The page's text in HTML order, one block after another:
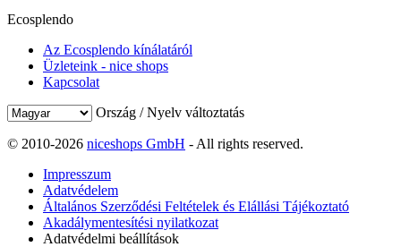
Ecosplendo
Az Ecosplendo kínálatáról
Üzleteink - nice shops
Kapcsolat
Ország / Nyelv változtatás
© 2010-2026 niceshops GmbH - All rights reserved.
Impresszum
Adatvédelem
Általános Szerződési Feltételek és Elállási Tájékoztató
Akadálymentesítési nyilatkozat
Adatvédelmi beállítások